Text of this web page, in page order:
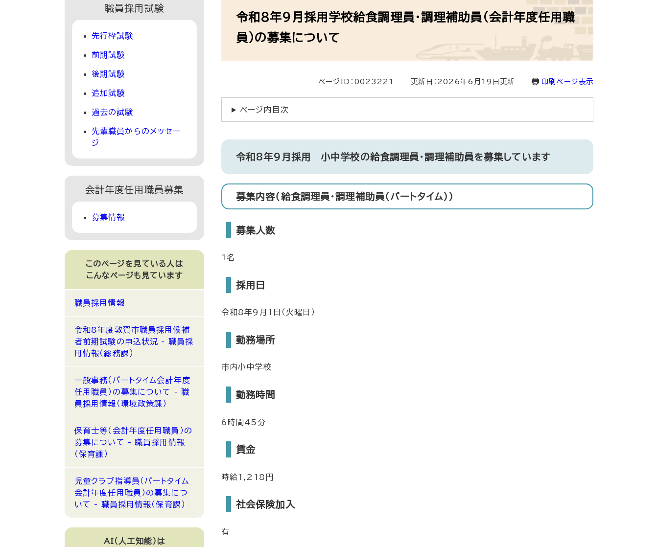
令和8年9月採用学校給食調理員・調理補助員（会計年度任用職
員）の募集について
ページID：0023221 更新日：2026年6月19日更新 印刷ページ表示
ページ内目次
令和8年9月採用 小中学校の給食調理員・調理補助員を募集しています
募集内容（給食調理員・調理補助員（パートタイム））
募集人数
1名
採用日
令和8年9月1日（火曜日）
勤務場所
市内小中学校
勤務時間
6時間45分
賃金
時給1,218円
社会保険加入
有
職員採用試験
先行枠試験
前期試験
後期試験
追加試験
過去の試験
先輩職員からのメッセー
ジ​
会計年度任用職員募集
募集情報
このページを見ている人は
こんなページも見ています
職員採用情報
令和8年度敦賀市職員採用候補
者前期試験の申込状況 - 職員採
用情報（総務課）
一般事務（パートタイム会計年度
任用職員）の募集について - 職
員採用情報（環境政策課）
保育士等（会計年度任用職員）の
募集について - 職員採用情報
（保育課）
児童クラブ指導員（パートタイム
会計年度任用職員）の募集につ
いて - 職員採用情報（保育課）
AI（人工知能）は